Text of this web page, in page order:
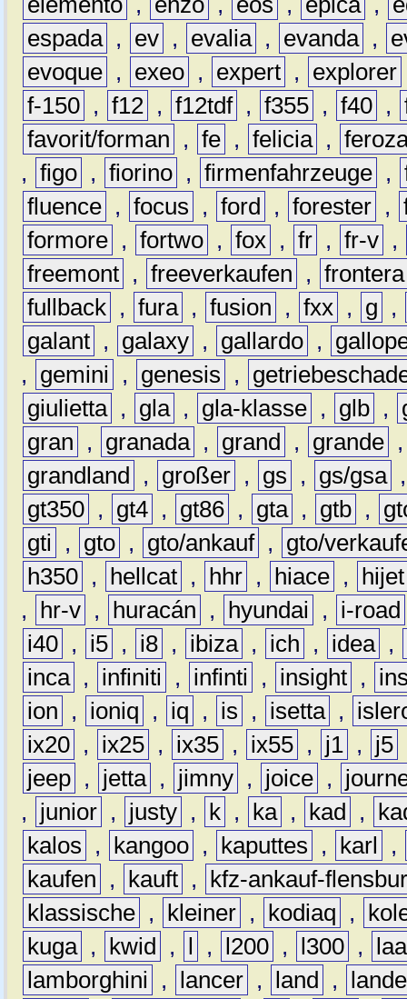
espada , ev , evalia , evanda ,
evoque , exeo , expert , explorer
f-150 , f12 , f12tdf , f355 , f40 ,
favorit/forman
, fe , felicia ,
, figo , fiorino , firmenfahrzeuge ,
fluence , focus , ford , forester ,
formore , fortwo , fox , fr , fr-v ,
freemont , freeverkaufen , frontera
fullback , fura , fusion , fxx , g
,
galant , galaxy , gallardo ,
,
gemini , genesis ,
giulietta , gla , gla-klasse , glb ,
gran
, granada , grand , grande
grandland
, großer , gs , gs/gsa
gt350 , gt4 , gt86 , gta , gtb ,
gti
, gto , gto/ankauf ,
gto/
h350 , hellcat , hhr , hiace ,
hijet
,
hr-v , huracán , hyundai ,
i-road
i40 , i5 , i8 , ibiza , ich , idea ,
inca , infiniti , infinti , insight ,
ion
, ioniq , iq , is , isetta ,
ix20 , ix25 , ix35 , ix55 , j1 , j5
jeep , jetta , jimny , joice ,
,
junior , justy , k , ka , kad ,
kalos
, kangoo , kaputtes , karl
,
kaufen
, kauft ,
kfz-ankauf-
klassische , kleiner , kodiaq ,
kuga , kwid , l , l200 , l300 ,
lamborghini
, lancer , land ,